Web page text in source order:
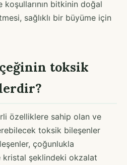
bitkinin doğal
sağlıklı bir büyüme için
toksik
özelliklere sahip olan ve
toksik bileşenler
çoğunlukla
şeklindeki okzalat